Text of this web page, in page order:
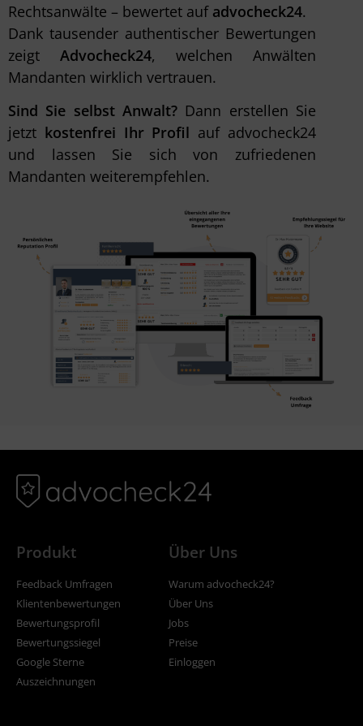
Rechtsanwälte – bewertet auf advocheck24.
Dank tausender authentischer Bewertungen
zeigt Advocheck24, welchen Anwälten
Mandanten wirklich vertrauen.
Sind Sie selbst Anwalt? Dann erstellen Sie
jetzt kostenfrei Ihr Profil auf advocheck24
und lassen Sie sich von zufriedenen
Mandanten weiterempfehlen.
Produkt
Feedback Umfragen
Klientenbewertungen
Bewertungsprofil
Bewertungssiegel
Google Sterne
Auszeichnungen
Über Uns
Warum advocheck24?
Über Uns
Jobs
Preise
Einloggen